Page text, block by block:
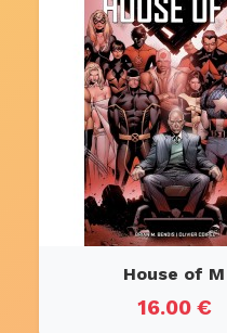
House of M
16.00 €